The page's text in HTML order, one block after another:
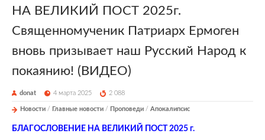
НА ВЕЛИКИЙ ПОСТ 2025г.
Священномученик Патриарх Ермоген
вновь призывает наш Русский Народ к
покаянию! (ВИДЕО)
donat 4 марта 2025 2 088
Новости / Главные новости / Проповеди / Апокалипсис
БЛАГОСЛОВЕНИЕ НА ВЕЛИКИЙ ПОСТ 2025 г.